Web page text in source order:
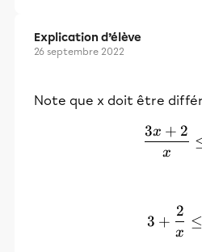
Explication d’élève
26 septembre 2022
Note que x doit être
x
3x + 2
3
3 +
x
2
≤